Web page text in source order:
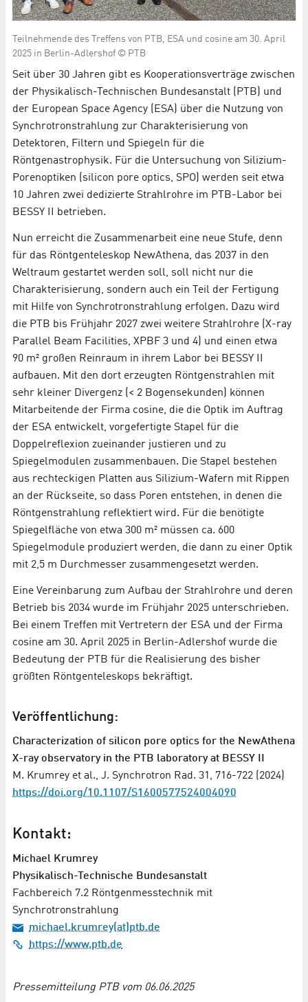
Teilnehmende des Treffens von PTB, ESA und cosine am 30. April
2025 in Berlin-Adlershof © PTB
Seit über 30 Jahren gibt es Kooperationsverträge zwischen
der Physikalisch-Technischen Bundesanstalt (PTB) und
der European Space Agency (ESA) über die Nutzung von
Synchrotronstrahlung zur Charakterisierung von
Detektoren, Filtern und Spiegeln für die
Röntgenastrophysik. Für die Untersuchung von Silizium-
Porenoptiken (silicon pore optics, SPO) werden seit etwa
10 Jahren zwei dedizierte Strahlrohre im PTB-Labor bei
BESSY II betrieben.
Nun erreicht die Zusammenarbeit eine neue Stufe, denn
für das Röntgenteleskop NewAthena, das 2037 in den
Weltraum gestartet werden soll, soll nicht nur die
Charakterisierung, sondern auch ein Teil der Fertigung
mit Hilfe von Synchrotronstrahlung erfolgen. Dazu wird
die PTB bis Frühjahr 2027 zwei weitere Strahlrohre (X-ray
Parallel Beam Facilities, XPBF 3 und 4) und einen etwa
90 m² großen Reinraum in ihrem Labor bei BESSY II
aufbauen. Mit den dort erzeugten Röntgenstrahlen mit
sehr kleiner Divergenz (< 2 Bogensekunden) können
Mitarbeitende der Firma cosine, die die Optik im Auftrag
der ESA entwickelt, vorgefertigte Stapel für die
Doppelreflexion zueinander justieren und zu
Spiegelmodulen zusammenbauen. Die Stapel bestehen
aus rechteckigen Platten aus Silizium-Wafern mit Rippen
an der Rückseite, so dass Poren entstehen, in denen die
Röntgenstrahlung reflektiert wird. Für die benötigte
Spiegelfläche von etwa 300 m² müssen ca. 600
Spiegelmodule produziert werden, die dann zu einer Optik
mit 2,5 m Durchmesser zusammengesetzt werden.
Eine Vereinbarung zum Aufbau der Strahlrohre und deren
Betrieb bis 2034 wurde im Frühjahr 2025 unterschrieben.
Bei einem Treffen mit Vertretern der ESA und der Firma
cosine am 30. April 2025 in Berlin-Adlershof wurde die
Bedeutung der PTB für die Realisierung des bisher
größten Röntgenteleskops bekräftigt.
Veröffentlichung:
Characterization of silicon pore optics for the NewAthena
X-ray observatory in the PTB laboratory at BESSY II
M. Krumrey et al., J. Synchrotron Rad. 31, 716-722 (2024)
https://doi.org/10.1107/S1600577524004090
Kontakt:
Michael Krumrey
Physikalisch-Technische Bundesanstalt
Fachbereich 7.2 Röntgenmesstechnik mit
Synchrotronstrahlung
michael.krumrey(at)ptb.de
https://www.ptb.de
Pressemitteilung PTB vom 06.06.2025